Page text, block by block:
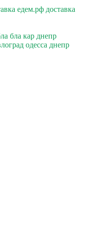
едем.рф доставка
бла кар днепр
одесса днепр